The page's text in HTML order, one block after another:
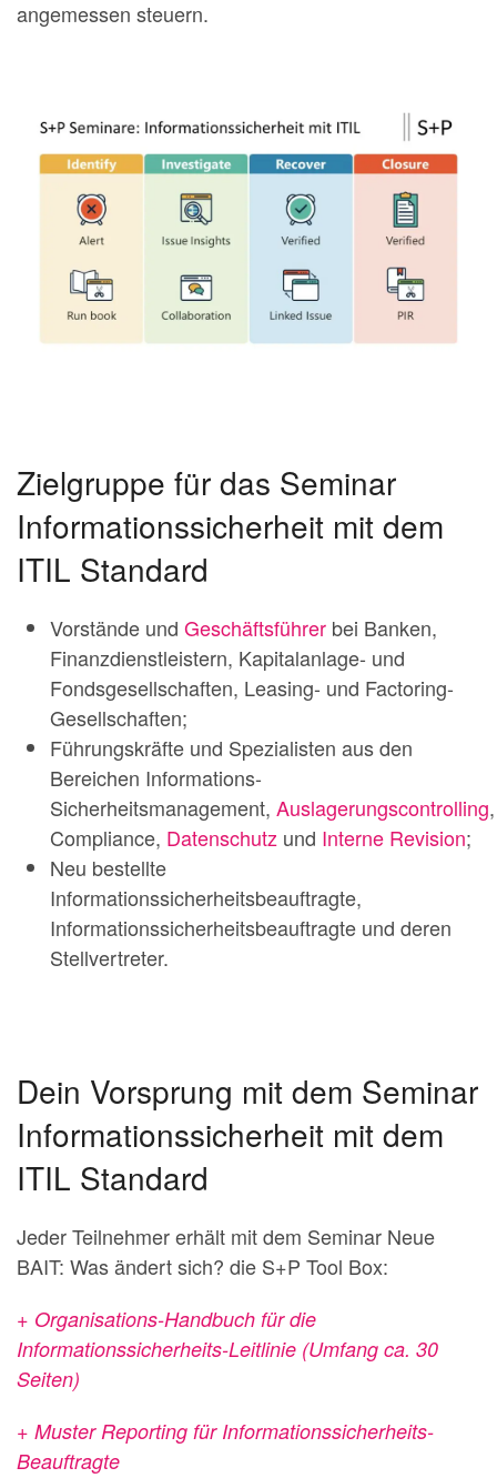
angemessen steuern.
Zielgruppe für das Seminar
Informationssicherheit mit dem
ITIL Standard
Vorstände und Geschäftsführer bei Banken,
Finanzdienstleistern, Kapitalanlage- und
Fondsgesellschaften, Leasing- und Factoring-
Gesellschaften;
Führungskräfte und Spezialisten aus den
Bereichen Informations-
Sicherheitsmanagement, Auslagerungscontrolling
Compliance, Datenschutz und Interne Revision;
Neu bestellte
Informationssicherheitsbeauftragte,
Informationssicherheitsbeauftragte und deren
Stellvertreter.
Dein Vorsprung mit dem Seminar
Informationssicherheit mit dem
ITIL Standard
Jeder Teilnehmer erhält mit dem Seminar Neue
BAIT: Was ändert sich? die S+P Tool Box:
+ Organisations-Handbuch für die
Informationssicherheits-Leitlinie (Umfang ca. 30
Seiten)
+ Muster Reporting für Informationssicherheits-
Beauftragte